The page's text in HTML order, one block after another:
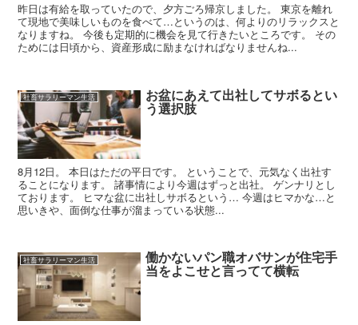
昨日は有給を取っていたので、夕方ごろ帰京しました。 東京を離れ
て現地で美味しいものを食べて…というのは、何よりのリラックスと
なりますね。 今後も定期的に機会を見て行きたいところです。 その
ためには日頃から、資産形成に励まなければなりませんね...
社畜サラリーマン生活 お盆にあえて出社してサボるとい
う選択肢
8月12日。 本日はただの平日です。 ということで、元気なく出社す
ることになります。 諸事情により今週はずっと出社。 ゲンナリとし
ております。 ヒマな盆に出社しサボるという… 今週はヒマかな…と
思いきや、面倒な仕事が溜まっている状態...
社畜サラリーマン生活 働かないパン職オバサンが住宅手
当をよこせと言ってて横転